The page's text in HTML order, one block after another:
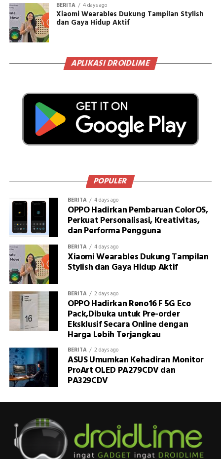
BERITA 4 days ago
Xiaomi Wearables Dukung Tampilan Stylish
dan Gaya Hidup Aktif
APLIKASI DROIDLIME
POPULER
BERITA 4 days ago
OPPO Hadirkan Pembaruan ColorOS,
Perkuat Personalisasi, Kreativitas,
dan Performa Pengguna
BERITA 4 days ago
Xiaomi Wearables Dukung Tampilan
Stylish dan Gaya Hidup Aktif
BERITA 2 days ago
OPPO Hadirkan Reno16 F 5G Eco
Pack,Dibuka untuk Pre-order
Eksklusif Secara Online dengan
Harga Lebih Terjangkau
BERITA 2 days ago
ASUS Umumkan Kehadiran Monitor
ProArt OLED PA279CDV dan
PA329CDV